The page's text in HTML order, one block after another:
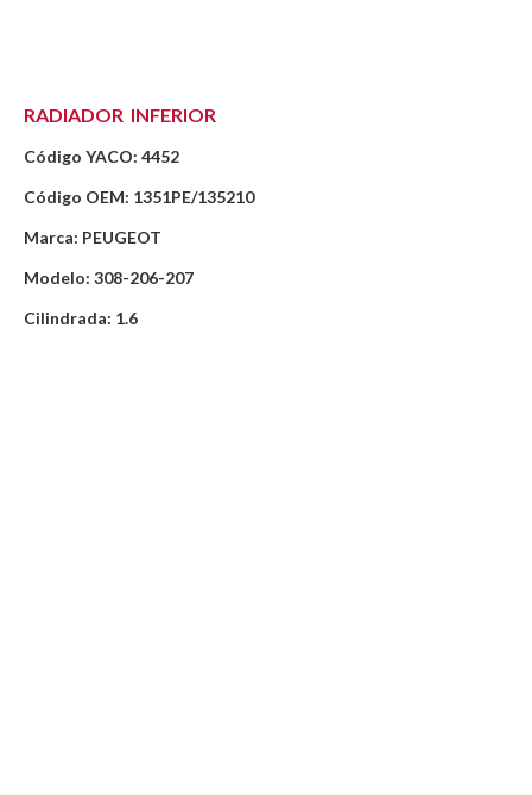
RADIADOR INFERIOR
Código YACO: 4452
Código OEM: 1351PE/135210
Marca: PEUGEOT
Modelo: 308-206-207
Cilindrada: 1.6